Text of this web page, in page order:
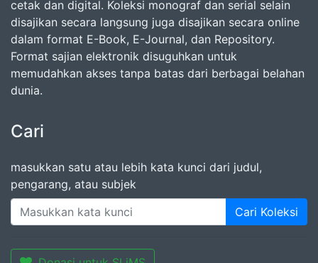
cetak dan digital. Koleksi monograf dan serial selain
disajikan secara langsung juga disajikan secara online
dalam format E-Book, E-Journal, dan Repository.
Format sajian elektronik disuguhkan untuk
memudahkan akses tanpa batas dari berbagai belahan
dunia.
Cari
masukkan satu atau lebih kata kunci dari judul,
pengarang, atau subjek
Cari Koleksi